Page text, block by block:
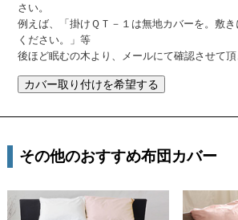
さい。
例えば、「掛けＱＴ－１は無地カバーを。敷
ください。」等
後ほど眠むの木より、メールにて確認させて頂
その他のおすすめ布団カバー